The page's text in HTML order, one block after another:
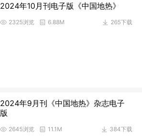
2024年10月刊电子版《中国地热》
265下载
2325浏览 6.88M
2024年9月刊《中国地热》杂志电子
版
384下载
2645浏览 11.1M